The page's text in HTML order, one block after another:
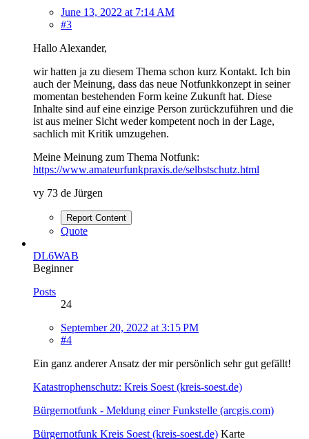
June 13, 2022 at 7:14 AM
#3
Hallo Alexander,
wir hatten ja zu diesem Thema schon kurz Kontakt. Ich bin
auch der Meinung, dass das neue Notfunkkonzept in seiner
momentan bestehenden Form keine Zukunft hat. Diese
Inhalte sind auf eine einzige Person zurückzuführen und die
ist aus meiner Sicht weder kompetent noch in der Lage,
sachlich mit Kritik umzugehen.
Meine Meinung zum Thema Notfunk:
https://www.amateurfunkpraxis.de/selbstschutz.html
vy 73 de Jürgen
Report Content
Quote
DL6WAB
Beginner
Posts
24
September 20, 2022 at 3:15 PM
#4
Ein ganz anderer Ansatz der mir persönlich sehr gut gefällt!
Katastrophenschutz: Kreis Soest (kreis-soest.de)
Bürgernotfunk - Meldung einer Funkstelle (arcgis.com)
Bürgernotfunk Kreis Soest (kreis-soest.de) Karte